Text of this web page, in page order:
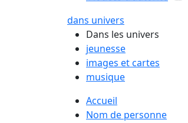
dans univers
Dans les univers
jeunesse
images et cartes
musique
Accueil
Nom de personne